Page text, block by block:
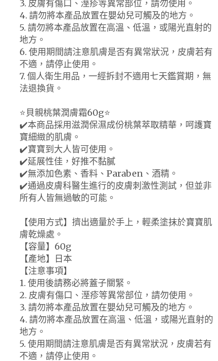
3. 皮膚有傷口、溼疹等異常部位，請勿使用。
4. 請勿將本產品放置在嬰幼兒可觸及的地方。
5. 請勿將本產品放置在高溫、低溫，或陽光直射的
地方。
6. 使用期間請注意肌膚是否有異常狀況，皮膚若有
不適，請停止使用。
7. 個人衛生用品，一經拆封不適用七天鑑賞期，無
法退換貨。
⭐️貝親桃葉潤膚霜60g⭐️
✔️本商品採用滋潤保濕成份桃葉萃取精華，呵護寶
寶細緻的肌膚。
✔️寶寶到大人皆可使用。
✔️延展性佳，好推不黏膩
✔️無添加色素、香料、Paraben、酒精。
✔️通過皮膚科醫生進行的皮膚刺激性測試，但並非
所有人皆無過敏的可能。
【使用方式】擠出適量於手上，輕柔塗抹於寶寶肌
膚乾燥處。
【容量】60g
【產地】日本
【注意事項】
1. 使用後請務必將蓋子關緊。
2. 皮膚有傷口、溼疹等異常部位，請勿使用。
3. 請勿將本產品放置在嬰幼兒可觸及的地方。
4. 請勿將本產品放置在高溫、低溫，或陽光直射的
地方。
5. 使用期間請注意肌膚是否有異常狀況，皮膚若有
不適，請停止使用。